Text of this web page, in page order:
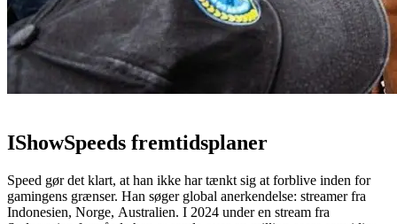
IShowSpeeds fremtidsplaner
Speed gør det klart, at han ikke har tænkt sig at forblive inden for
gamingens grænser. Han søger global anerkendelse: streamer fra
Indonesien, Norge, Australien. I 2024 under en stream fra